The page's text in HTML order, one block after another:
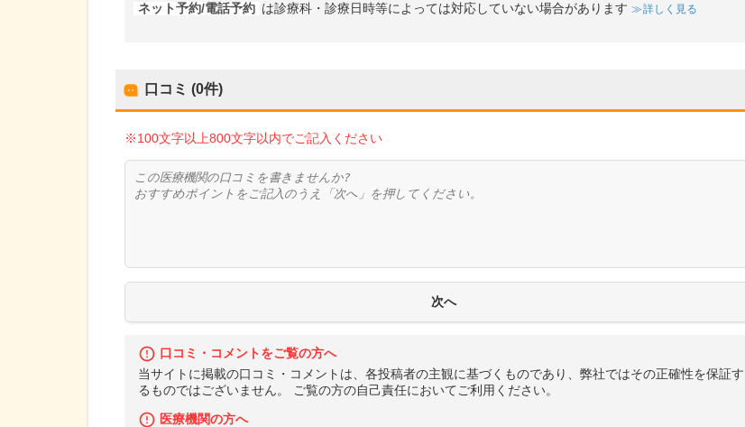
ネット予約/電話予約 は診療科・診療日時等によっては対応していない場合があります 詳しく見る
口コミ (0件)
※100文字以上800文字以内でご記入ください
口コミ・コメントをご覧の方へ
当サイトに掲載の口コミ・コメントは、各投稿者の主観に基づくものであり、弊社ではその正確性を保証す
るものではございません。 ご覧の方の自己責任においてご利用ください。
医療機関の方へ